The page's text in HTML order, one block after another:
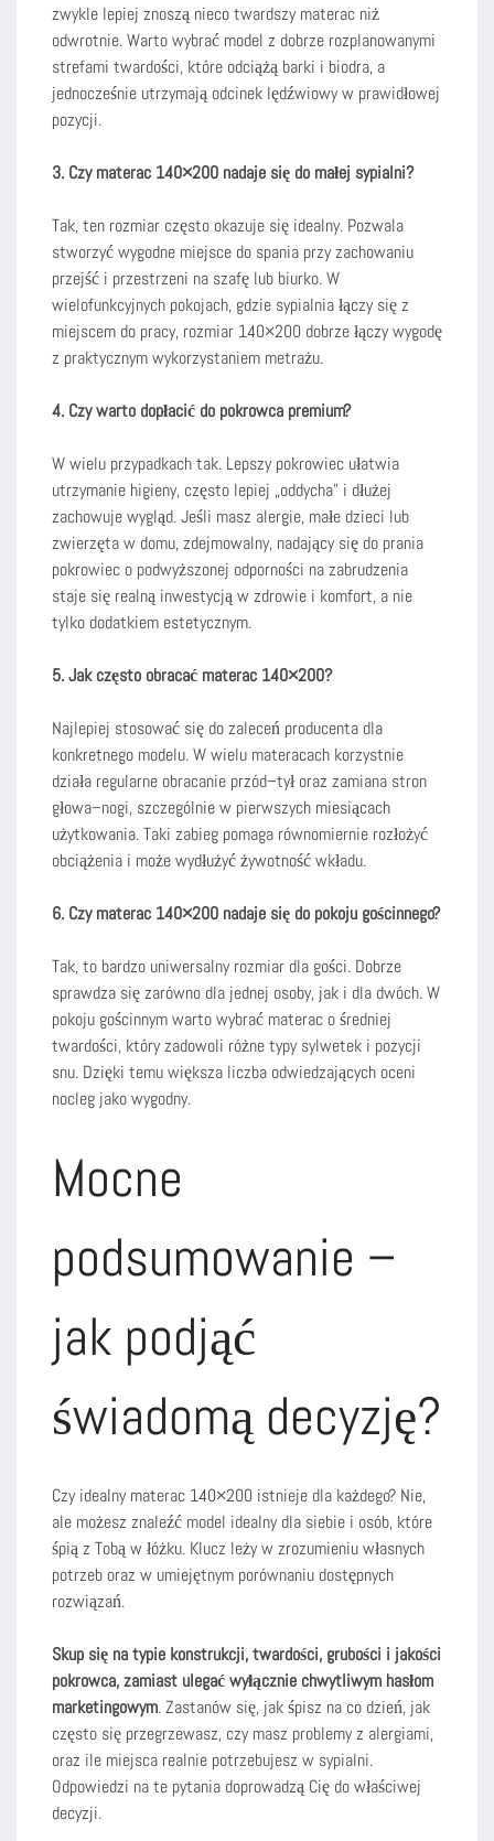
zwykle lepiej znoszą nieco twardszy materac niż
odwrotnie. Warto wybrać model z dobrze rozplanowanymi
strefami twardości, które odciążą barki i biodra, a
jednocześnie utrzymają odcinek lędźwiowy w prawidłowej
pozycji.
3. Czy materac 140×200 nadaje się do małej sypialni?
Tak, ten rozmiar często okazuje się idealny. Pozwala
stworzyć wygodne miejsce do spania przy zachowaniu
przejść i przestrzeni na szafę lub biurko. W
wielofunkcyjnych pokojach, gdzie sypialnia łączy się z
miejscem do pracy, rozmiar 140×200 dobrze łączy wygodę
z praktycznym wykorzystaniem metrażu.
4. Czy warto dopłacić do pokrowca premium?
W wielu przypadkach tak. Lepszy pokrowiec ułatwia
utrzymanie higieny, często lepiej „oddycha” i dłużej
zachowuje wygląd. Jeśli masz alergie, małe dzieci lub
zwierzęta w domu, zdejmowalny, nadający się do prania
pokrowiec o podwyższonej odporności na zabrudzenia
staje się realną inwestycją w zdrowie i komfort, a nie
tylko dodatkiem estetycznym.
5. Jak często obracać materac 140×200?
Najlepiej stosować się do zaleceń producenta dla
konkretnego modelu. W wielu materacach korzystnie
działa regularne obracanie przód–tył oraz zamiana stron
głowa–nogi, szczególnie w pierwszych miesiącach
użytkowania. Taki zabieg pomaga równomiernie rozłożyć
obciążenia i może wydłużyć żywotność wkładu.
6. Czy materac 140×200 nadaje się do pokoju gościnnego?
Tak, to bardzo uniwersalny rozmiar dla gości. Dobrze
sprawdza się zarówno dla jednej osoby, jak i dla dwóch. W
pokoju gościnnym warto wybrać materac o średniej
twardości, który zadowoli różne typy sylwetek i pozycji
snu. Dzięki temu większa liczba odwiedzających oceni
nocleg jako wygodny.
Mocne
podsumowanie –
jak podjąć
świadomą decyzję?
Czy idealny materac 140×200 istnieje dla każdego? Nie,
ale możesz znaleźć model idealny dla siebie i osób, które
śpią z Tobą w łóżku. Klucz leży w zrozumieniu własnych
potrzeb oraz w umiejętnym porównaniu dostępnych
rozwiązań.
Skup się na typie konstrukcji, twardości, grubości i jakości
pokrowca, zamiast ulegać wyłącznie chwytliwym hasłom
marketingowym. Zastanów się, jak śpisz na co dzień, jak
często się przegrzewasz, czy masz problemy z alergiami,
oraz ile miejsca realnie potrzebujesz w sypialni.
Odpowiedzi na te pytania doprowadzą Cię do właściwej
decyzji.